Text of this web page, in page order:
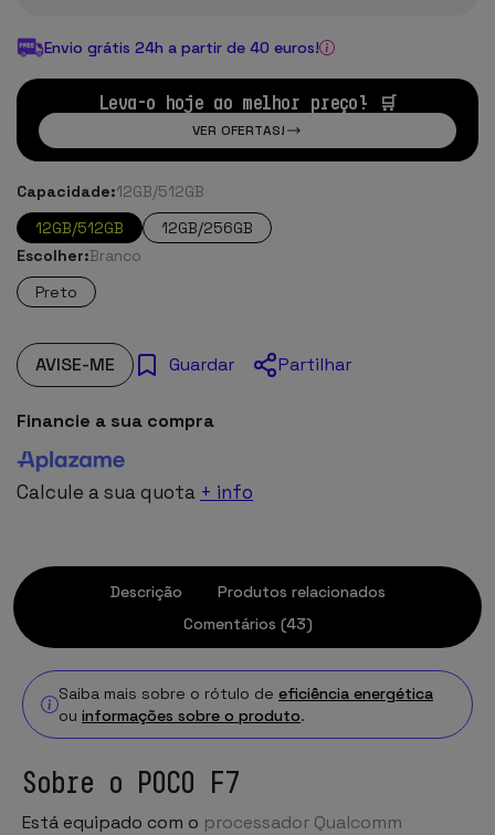
Envio grátis 24h a partir de 40 euros!
Leva-o hoje ao melhor preço! 🛒
VER OFERTAS!
Capacidade:12GB/512GB
12GB/512GB
12GB/256GB
Escolher:Branco
Preto
AVISE-ME Guardar Partilhar
Financie a sua compra
Calcule a sua quota + info
Descrição
Produtos relacionados
Comentários (43)
Saiba mais sobre o rótulo de eficiência energética
ou informações sobre o produto.
Sobre o POCO F7
Está equipado com o processador Qualcomm